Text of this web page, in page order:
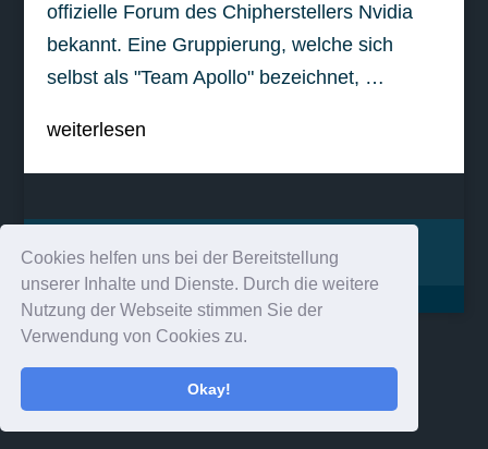
Cookies helfen uns bei der Bereitstellung
unserer Inhalte und Dienste. Durch die weitere
Nutzung der Webseite stimmen Sie der
Verwendung von Cookies zu.
Okay!
offizielle Forum des Chipherstellers Nvidia
bekannt. Eine Gruppierung, welche sich
selbst als "Team Apollo" bezeichnet, …
weiterlesen
Impressum Kontakt